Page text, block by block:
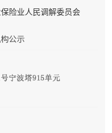
险业人民调解委员会